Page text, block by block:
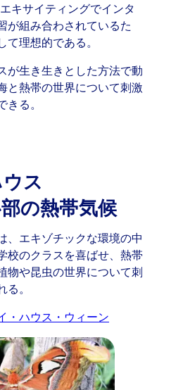
キサイティングでインタ
が組み合わされているた
理想的である。
が生き生きとした方法で動
と熱帯の世界について刺激
る。
ス
の熱帯気候
、エキゾチックな環境の中
校のクラスを喜ばせ、熱帯
物や昆虫の世界について刺
。
・ハウス・ウィーン